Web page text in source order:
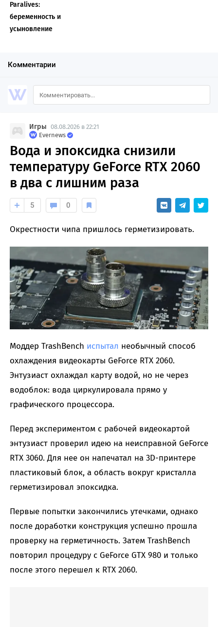
Paralives:
беременность и
усыновление
Комментарии
Игры 08.08.2026 в 22:21
Evernews
Вода и эпоксидка снизили
температуру GeForce RTX 2060
в два с лишним раза
5 0
Окрестности чипа пришлось герметизировать.
Моддер TrashBench испытал необычный способ
охлаждения видеокарты GeForce RTX 2060.
Энтузиаст охлаждал карту водой, но не через
водоблок: вода циркулировала прямо у
графического процессора.
Перед экспериментом с рабочей видеокартой
энтузиаст проверил идею на неисправной GeForce
RTX 3060. Для нее он напечатал на 3D-принтере
пластиковый блок, а область вокруг кристалла
герметизировал эпоксидка.
Первые попытки закончились утечками, однако
после доработки конструкция успешно прошла
проверку на герметичность. Затем TrashBench
повторил процедуру с GeForce GTX 980 и только
после этого перешел к RTX 2060.